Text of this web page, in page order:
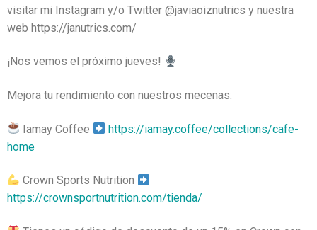
visitar mi Instagram y/o Twitter @javiaoiznutrics y nuestra
web https://janutrics.com/
¡Nos vemos el próximo jueves!
Mejora tu rendimiento con nuestros mecenas:
Iamay Coffee
https://iamay.coffee/collections/cafe-
home
Crown Sports Nutrition
https://crownsportnutrition.com/tienda/